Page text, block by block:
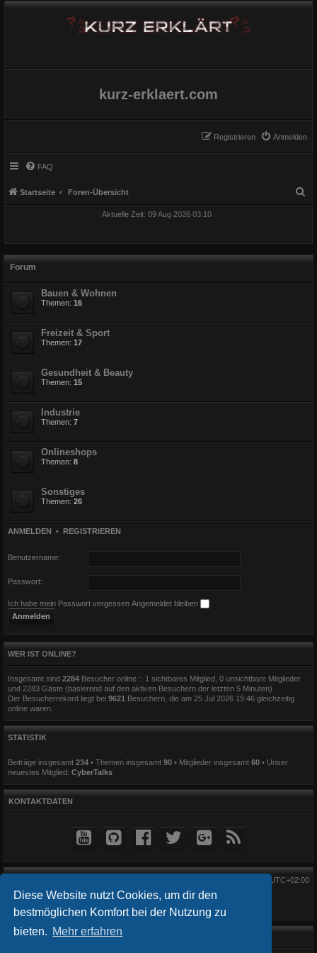
Diese Website nutzt Cookies, um dir den
bestmöglichen Komfort bei der Nutzung zu
bieten. Mehr erfahren
kurz-erklaert.com
Anmelden
Registrieren
FAQ
Startseite Foren-Übersicht
Aktuelle Zeit: 09 Aug 2026 03:10
Forum
Bauen & Wohnen
Themen: 16
Freizeit & Sport
Themen: 17
Gesundheit & Beauty
Themen: 15
Industrie
Themen: 7
Onlineshops
Themen: 8
Sonstiges
Themen: 26
ANMELDEN • REGISTRIEREN
Benutzername:
Passwort:
Ich habe mein Passwort vergessen Angemeldet bleiben
WER IST ONLINE?
Insgesamt sind 2284 Besucher online :: 1 sichtbares Mitglied, 0 unsichtbare Mitglieder
und 2283 Gäste (basierend auf den aktiven Besuchern der letzten 5 Minuten)
Der Besucherrekord liegt bei 9621
Besuchern, die am 25 Jul 2026 19:46 gleichzeitig
online waren.
STATISTIK
Beiträge insgesamt 234 • Themen insgesamt 90 • Mitglieder insgesamt 60 • Unser
neuestes Mitglied: CyberTalks
KONTAKTDATEN
UTC+02:00
Startseite Foren-Übersicht